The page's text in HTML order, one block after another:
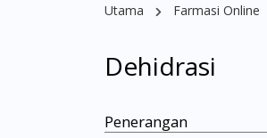
Utama Farmasi Online
Dehidrasi
Penerangan